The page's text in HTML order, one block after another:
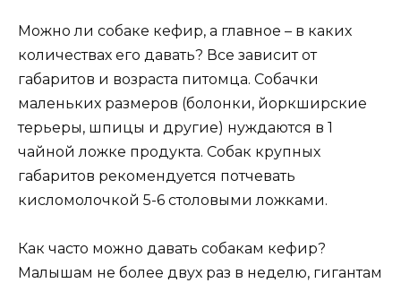
Можно ли собаке кефир, а главное – в каких
количествах его давать? Все зависит от
габаритов и возраста питомца. Собачки
маленьких размеров (болонки, йоркширские
терьеры, шпицы и другие) нуждаются в 1
чайной ложке продукта. Собак крупных
габаритов рекомендуется потчевать
кисломолочкой 5-6 столовыми ложками.
Как часто можно давать собакам кефир?
Малышам не более двух раз в неделю, гигантам